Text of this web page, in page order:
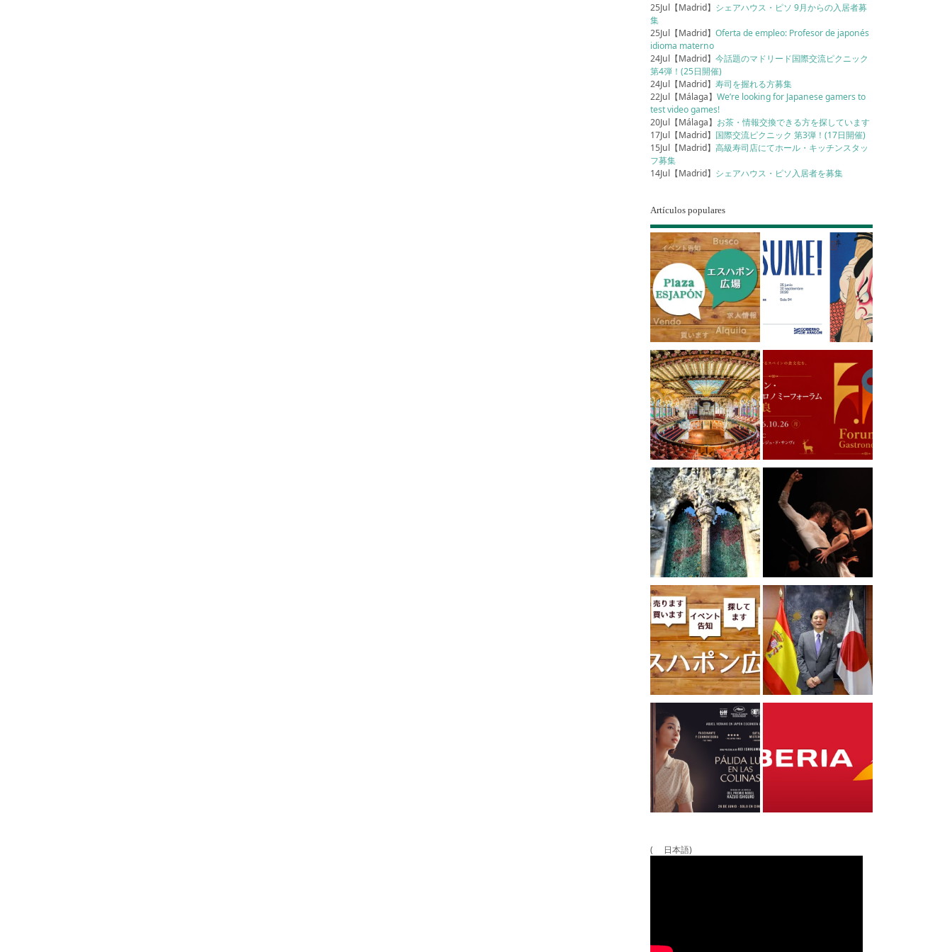
25Jul【Madrid】 シェアハウス・ピソ 9月からの入居者募
集
25Jul【Madrid】Oferta de empleo: Profesor de japonés
idioma materno
24Jul【Madrid】今話題のマドリード国際交流ピクニック
第4弾！(25日開催)
24Jul【Madrid】寿司を握れる方募集
22Jul【Málaga】We’re looking for Japanese gamers to
test video games!
20Jul【Málaga】 お茶・情報交換できる方を探しています
17Jul【Madrid】 国際交流ピクニック 第3弾！(17日開催)
15Jul【Madrid】高級寿司店にてホール・キッチンスタッ
フ募集
14Jul【Madrid】 シェアハウス・ピソ入居者を募集
Artículos populares
( 日本語)